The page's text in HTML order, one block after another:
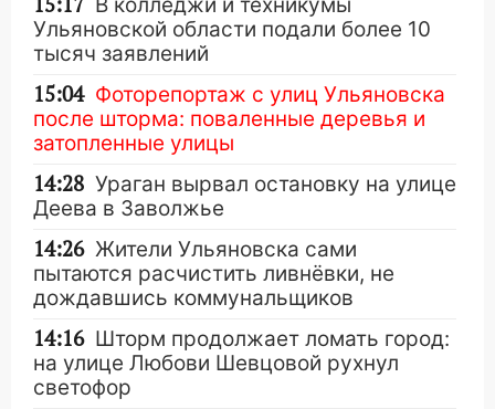
В колледжи и техникумы
Ульяновской области подали более 10
тысяч заявлений
15:04 Фоторепортаж с улиц Ульяновска
после шторма: поваленные деревья и
затопленные улицы
14:28 Ураган вырвал остановку на улице
Деева в Заволжье
14:26 Жители Ульяновска сами
пытаются расчистить ливнёвки, не
дождавшись коммунальщиков
14:16 Шторм продолжает ломать город:
на улице Любови Шевцовой рухнул
светофор